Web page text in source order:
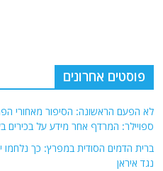
פוסטים אחרונים
ספויילר: המרדף אחר מידע על בכירים
ברית הדמים הסודית במפרץ: כך נלחמו
נגד איראן